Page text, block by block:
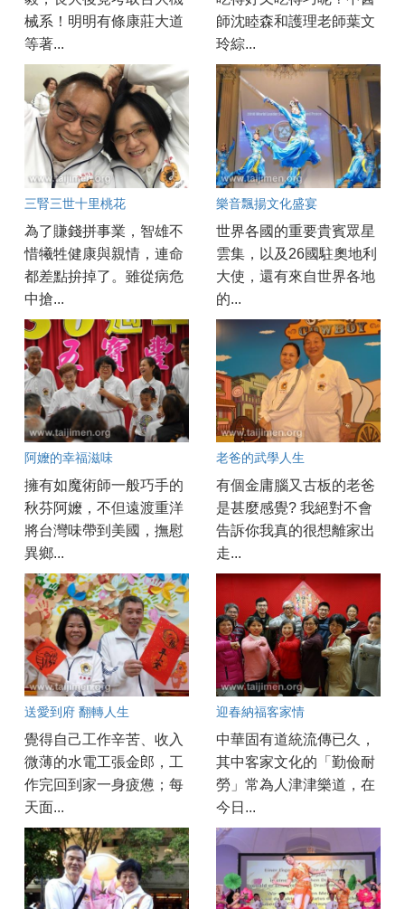
械系！明明有條康莊大道
等著...
師沈睦森和護理老師葉文
玲綜...
三腎三世十里桃花
為了賺錢拼事業，智雄不
惜犧牲健康與親情，連命
都差點拚掉了。雖從病危
中搶...
樂音飄揚文化盛宴
世界各國的重要貴賓眾星
雲集，以及26國駐奧地利
大使，還有來自世界各地
的...
阿嬤的幸福滋味
擁有如魔術師一般巧手的
秋芬阿嬤，不但遠渡重洋
將台灣味帶到美國，撫慰
異鄉...
老爸的武學人生
有個金庸腦又古板的老爸
是甚麼感覺? 我絕對不會
告訴你我真的很想離家出
走...
送愛到府 翻轉人生
覺得自己工作辛苦、收入
微薄的水電工張金郎，工
作完回到家一身疲憊；每
天面...
迎春納福客家情
中華固有道統流傳已久，
其中客家文化的「勤儉耐
勞」常為人津津樂道，在
今日...